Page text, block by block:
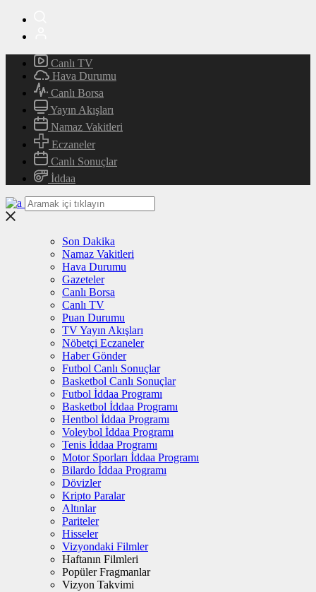
Canlı TV
Hava Durumu
Canlı Borsa
Yayın Akışları
Namaz Vakitleri
Eczaneler
Canlı Sonuçlar
İddaa
Son Dakika
Namaz Vakitleri
Hava Durumu
Gazeteler
Canlı Borsa
Canlı TV
Puan Durumu
TV Yayın Akışları
Nöbetçi Eczaneler
Haber Gönder
Futbol Canlı Sonuçlar
Basketbol Canlı Sonuçlar
Futbol İddaa Programı
Basketbol İddaa Programı
Hentbol İddaa Programı
Voleybol İddaa Programı
Tenis İddaa Programı
Motor Sporları İddaa Programı
Bilardo İddaa Programı
Dövizler
Kripto Paralar
Altınlar
Pariteler
Hisseler
Vizyondaki Filmler
Haftanın Filmleri
Popüler Fragmanlar
Vizyon Takvimi